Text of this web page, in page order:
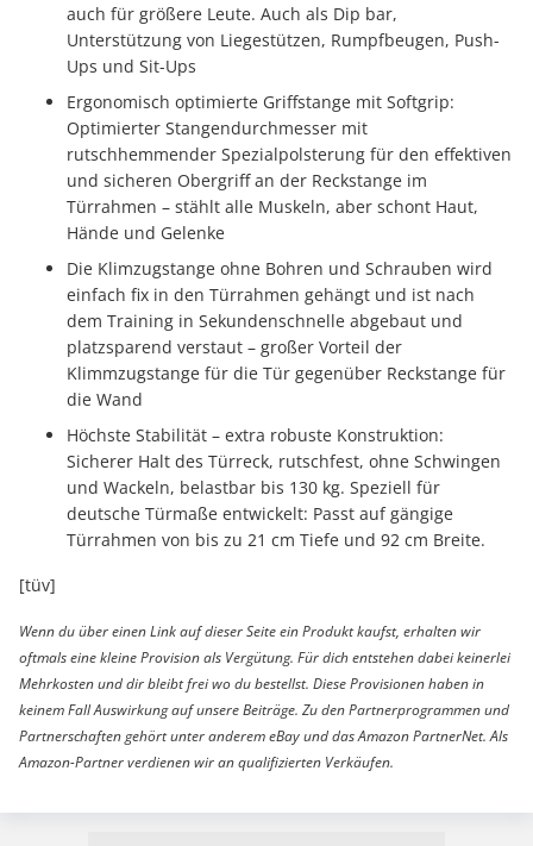
auch für größere Leute. Auch als Dip bar,
Unterstützung von Liegestützen, Rumpfbeugen, Push-
Ups und Sit-Ups
Ergonomisch optimierte Griffstange mit Softgrip:
Optimierter Stangendurchmesser mit
rutschhemmender Spezialpolsterung für den effektiven
und sicheren Obergriff an der Reckstange im
Türrahmen – stählt alle Muskeln, aber schont Haut,
Hände und Gelenke
Die Klimzugstange ohne Bohren und Schrauben wird
einfach fix in den Türrahmen gehängt und ist nach
dem Training in Sekundenschnelle abgebaut und
platzsparend verstaut – großer Vorteil der
Klimmzugstange für die Tür gegenüber Reckstange für
die Wand
Höchste Stabilität – extra robuste Konstruktion:
Sicherer Halt des Türreck, rutschfest, ohne Schwingen
und Wackeln, belastbar bis 130 kg. Speziell für
deutsche Türmaße entwickelt: Passt auf gängige
Türrahmen von bis zu 21 cm Tiefe und 92 cm Breite.
[tüv]
Wenn du über einen Link auf dieser Seite ein Produkt kaufst, erhalten wir
oftmals eine kleine Provision als Vergütung. Für dich entstehen dabei keinerlei
Mehrkosten und dir bleibt frei wo du bestellst. Diese Provisionen haben in
keinem Fall Auswirkung auf unsere Beiträge. Zu den Partnerprogrammen und
Partnerschaften gehört unter anderem eBay und das Amazon PartnerNet. Als
Amazon-Partner verdienen wir an qualifizierten Verkäufen.